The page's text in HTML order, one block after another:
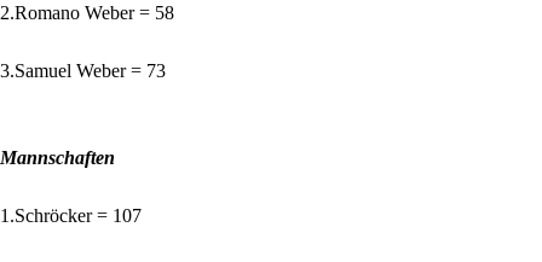
2.Romano Weber = 58
3.Samuel Weber = 73
Mannschaften
1.Schröcker = 107